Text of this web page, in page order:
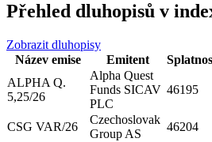
Přehled dluhopisů v
Zobrazit dluhopisy
Název emise
Emitent
ALPHA Q.
5,25/26
Alpha Quest
Funds SICAV
PLC
46195
CSG VAR/26
Czechoslovak
Group AS
46204